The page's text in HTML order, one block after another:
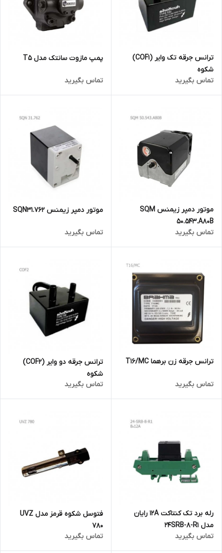
ترانس جرقه تک وایر (COF1)
شکوه
تماس بگیرید
پمپ مازوت سانتک مدل T5
تماس بگیرید
موتور دمپر زیمنس SQM
50.543.A80B
تماس بگیرید
موتور دمپر زیمنس SQN31.762
تماس بگیرید
ترانس جرقه زن برهما T16/MC
تماس بگیرید
ترانس جرقه دو وایر (COF2)
شکوه
تماس بگیرید
رله برد تک کنتاکت 12A رایان
مدل 24SRB-8-R1
تماس بگیرید
فتوسل شکوه قرمز مدل UVZ
780
تماس بگیرید